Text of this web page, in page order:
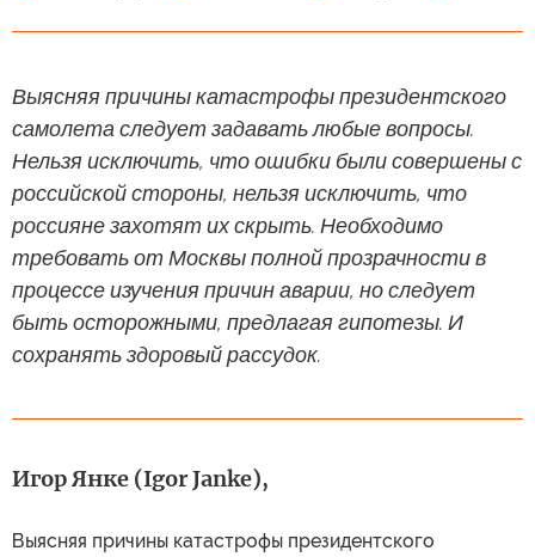
Выясняя причины катастрофы президентского
самолета следует задавать любые вопросы.
Нельзя исключить, что ошибки были совершены с
российской стороны, нельзя исключить, что
россияне захотят их скрыть. Необходимо
требовать от Москвы полной прозрачности в
процессе изучения причин аварии, но следует
быть осторожными, предлагая гипотезы. И
сохранять здоровый рассудок.
Игор Янке (Igor Janke),
Выясняя причины катастрофы президентского